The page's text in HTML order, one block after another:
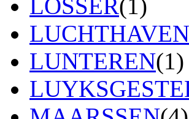
LOSSER(1)
LUNTEREN(1)